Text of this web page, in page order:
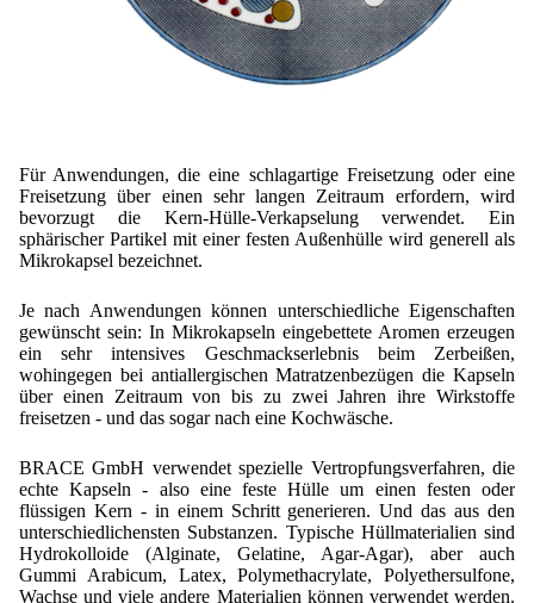
Für Anwendungen, die eine schlagartige Freisetzung oder eine
Freisetzung über einen sehr langen Zeitraum erfordern, wird
bevorzugt die Kern-Hülle-Verkapselung verwendet. Ein
sphärischer Partikel mit einer festen Außenhülle wird generell als
Mikrokapsel bezeichnet.
Je nach Anwendungen können unterschiedliche Eigenschaften
gewünscht sein: In Mikrokapseln eingebettete Aromen erzeugen
ein sehr intensives Geschmackserlebnis beim Zerbeißen,
wohingegen bei antiallergischen Matratzenbezügen die Kapseln
über einen Zeitraum von bis zu zwei Jahren ihre Wirkstoffe
freisetzen - und das sogar nach eine Kochwäsche.
BRACE GmbH verwendet spezielle Vertropfungsverfahren, die
echte Kapseln - also eine feste Hülle um einen festen oder
flüssigen Kern - in einem Schritt generieren. Und das aus den
unterschiedlichensten Substanzen. Typische Hüllmaterialien sind
Hydrokolloide (Alginate, Gelatine, Agar-Agar), aber auch
Gummi Arabicum, Latex, Polymethacrylate, Polyethersulfone,
Wachse und viele andere Materialien können verwendet werden.